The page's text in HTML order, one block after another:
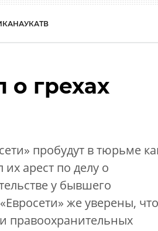
НАУКАТВ
о грехах
пробудут в тюрьме
арест по делу о
у бывшего
же уверены, что
правоохранительных